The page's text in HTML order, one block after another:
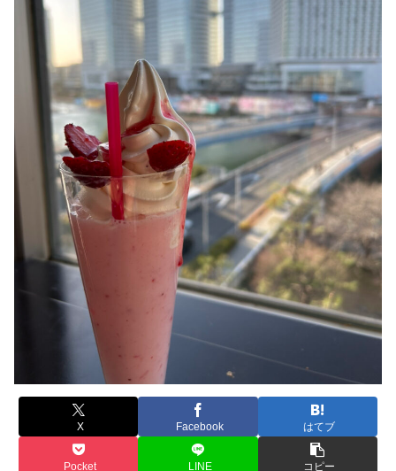
X Facebook はてブ
Pocket LINE コピー